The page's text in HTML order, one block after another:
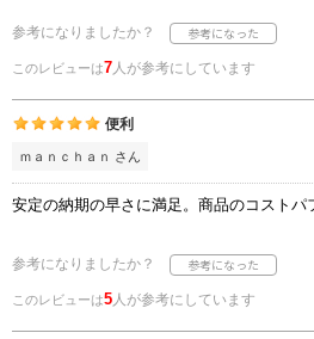
参考になりましたか？
このレビューは7 人が参考にしています
便利
ｍａｎｃｈａｎ さん
安定の納期の早さに満足。商品のコストパ
参考になりましたか？
このレビューは5 人が参考にしています